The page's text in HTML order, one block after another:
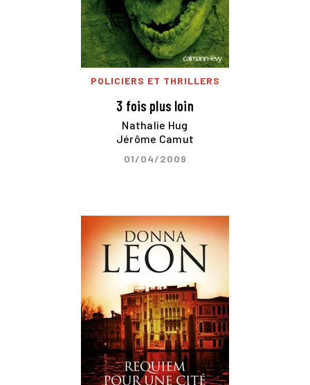
POLICIERS ET THRILLERS
3 fois plus loin
Nathalie Hug
Jérôme Camut
01/04/2009